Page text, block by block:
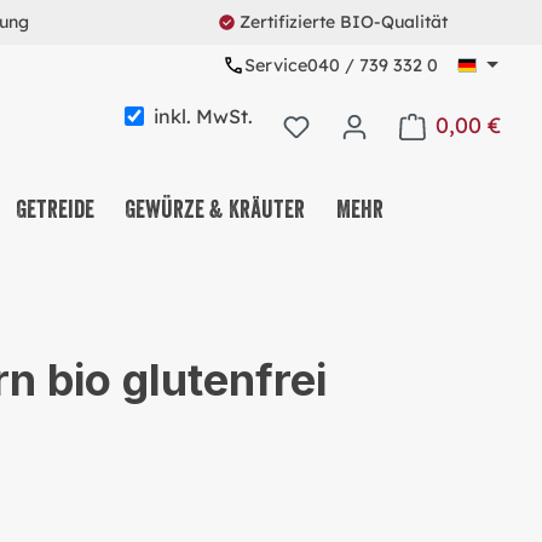
Zertifizierte BIO-Qualität
Service040 / 739 332 0
inkl. MwSt. 0,00 €
Warenkorb
Getreide Gewürze & Kräuter Mehr
SAATENMIX
bio glutenfrei